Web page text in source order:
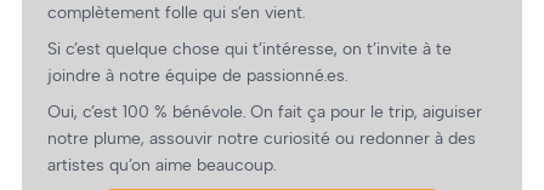
complètement folle qui s’en vient.
Si c’est quelque chose qui t’intéresse, on t’invite à te
joindre à notre équipe de passionné.es.
Oui, c’est 100 % bénévole. On fait ça pour le trip, aiguiser
notre plume, assouvir notre curiosité ou redonner à des
artistes qu’on aime beaucoup.